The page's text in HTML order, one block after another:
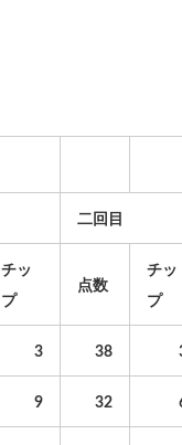
二回目
チッ
プ
点数
チッ
プ
3 38
9 32